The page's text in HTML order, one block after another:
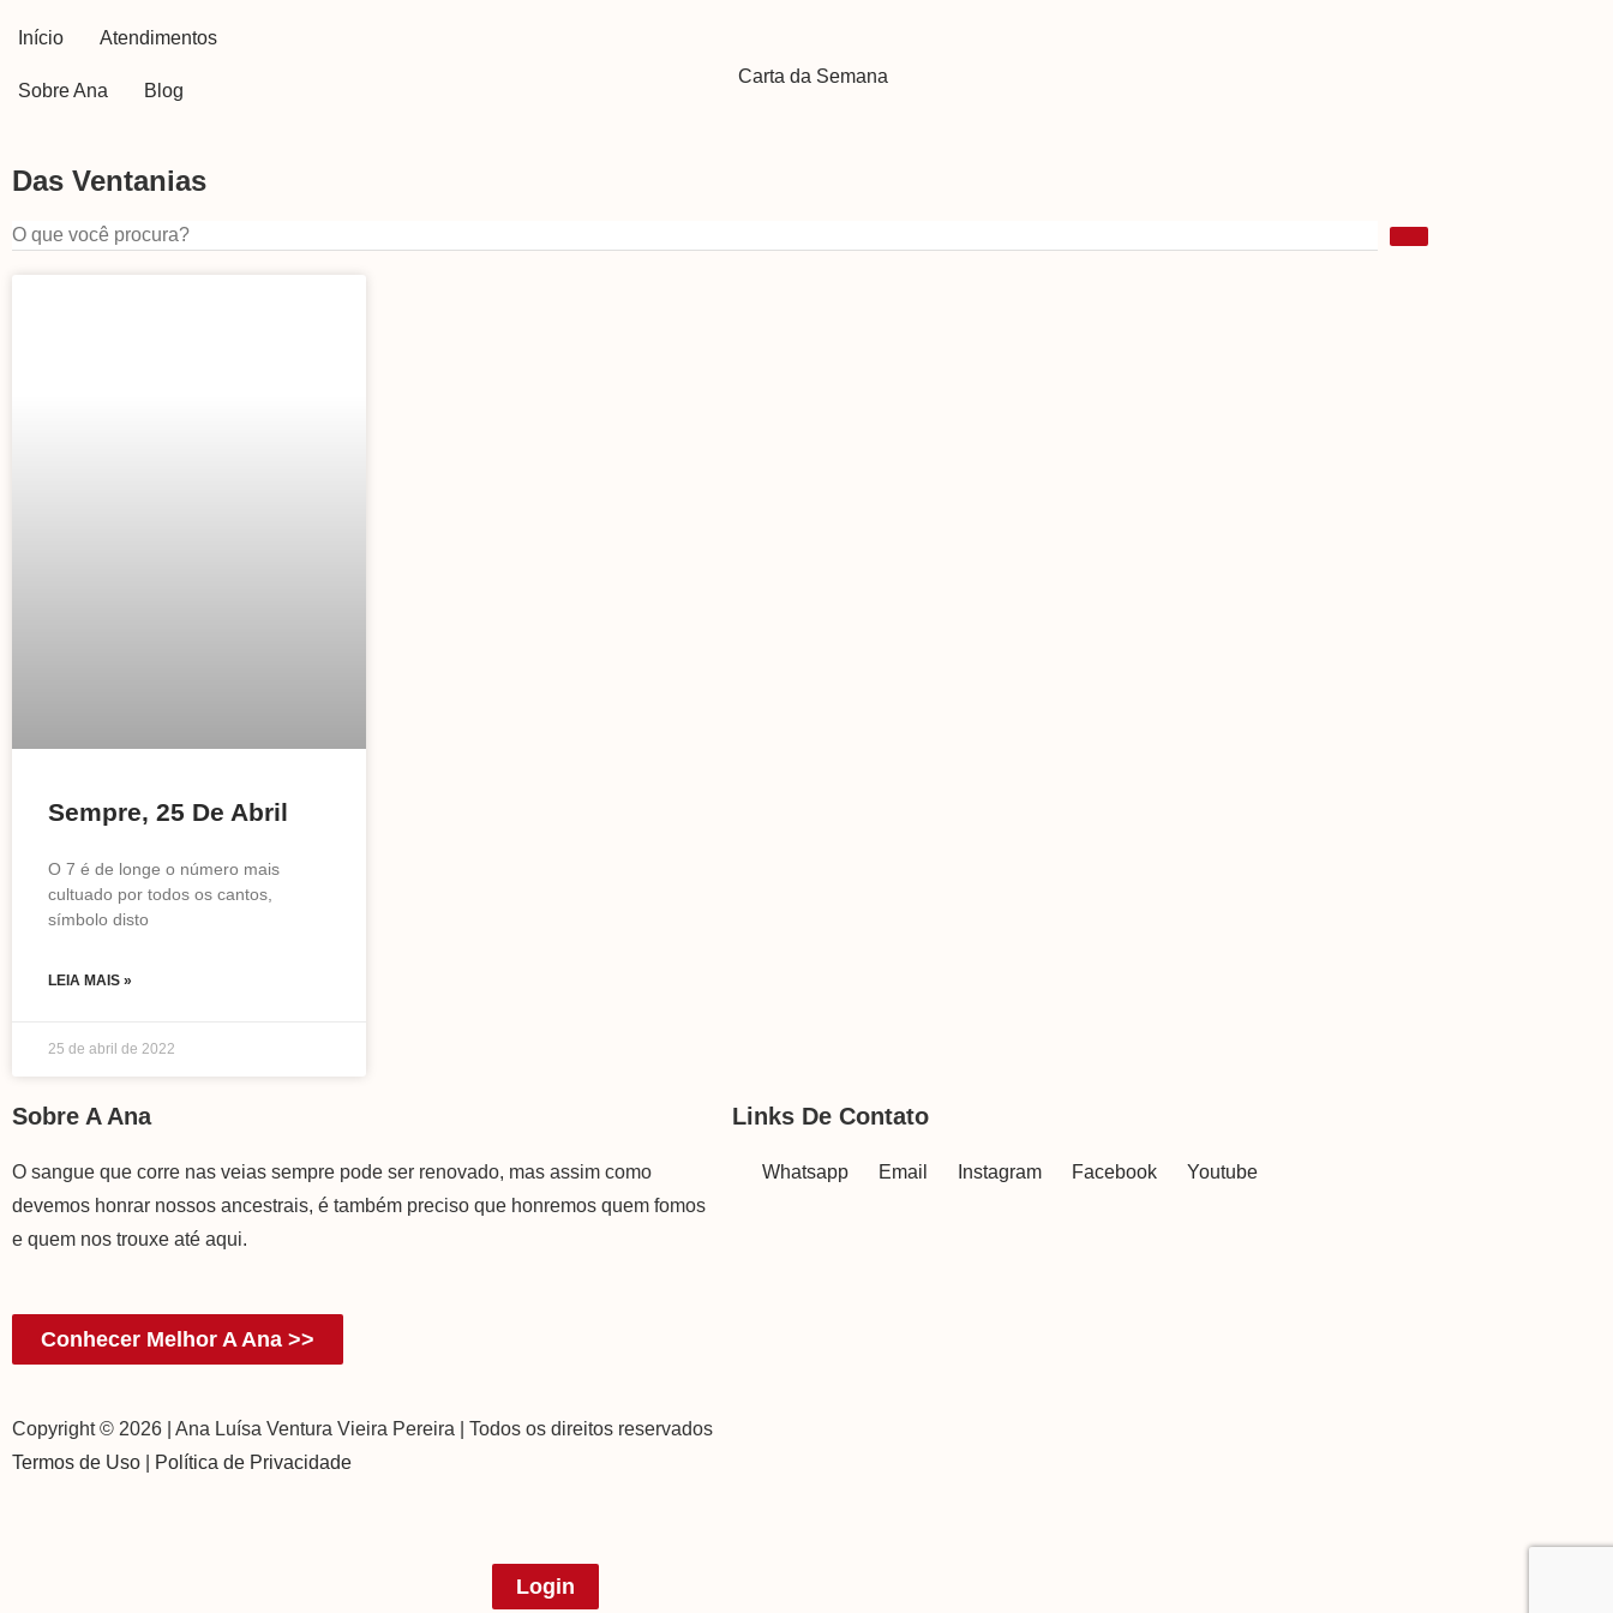
Início Atendimentos
Sobre Ana Blog
Carta da Semana
Das Ventanias
Sempre, 25 De Abril
O 7 é de longe o número mais
cultuado por todos os cantos,
símbolo disto
LEIA MAIS »
25 de abril de 2022
Sobre A Ana
O sangue que corre nas veias sempre pode ser renovado, mas assim como
devemos honrar nossos ancestrais, é também preciso que honremos quem fomos
e quem nos trouxe até aqui.
Conhecer Melhor A Ana >>
Links De Contato
Whatsapp Email Instagram Facebook Youtube
Copyright © 2026 | Ana Luísa Ventura Vieira Pereira | Todos os direitos reservados
Termos de Uso
Política de Privacidade
Login